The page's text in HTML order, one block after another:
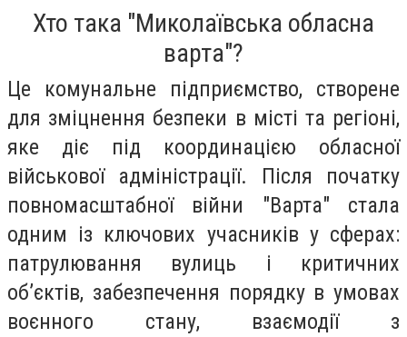
Хто така "Миколаївська обласна
варта"?
Це комунальне підприємство, створене
для зміцнення безпеки в місті та регіоні,
яке діє під координацією обласної
військової адміністрації. Після початку
повномасштабної війни "Варта" стала
одним із ключових учасників у сферах:
патрулювання вулиць і критичних
об’єктів, забезпечення порядку в умовах
воєнного стану, взаємодії з